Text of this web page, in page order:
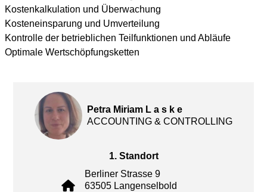
Kostenkalkulation und Überwachung
Kosteneinsparung und Umverteilung
Kontrolle der betrieblichen Teilfunktionen und Abläufe
Optimale Wertschöpfungsketten
Petra Miriam L a s k e
ACCOUNTING & CONTROLLING
1. Standort
Berliner Strasse 9
63505 Langenselbold